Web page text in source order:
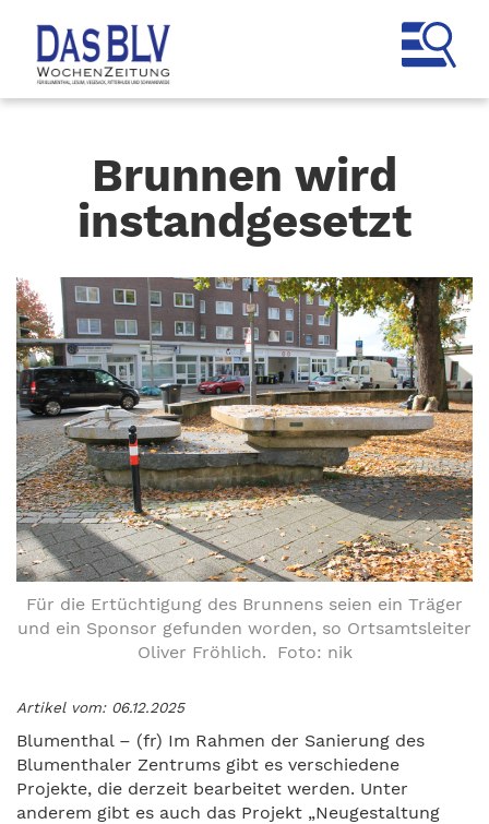
Brunnen wird
instandgesetzt
Für die Ertüchtigung des Brunnens seien ein Träger
und ein Sponsor gefunden worden, so Ortsamtsleiter
Oliver Fröhlich. Foto: nik
Artikel vom: 06.12.2025
Blumenthal – (fr) Im Rahmen der Sanierung des
Blumenthaler Zentrums gibt es verschiedene
Projekte, die derzeit bearbeitet werden. Unter
anderem gibt es auch das Projekt „Neugestaltung